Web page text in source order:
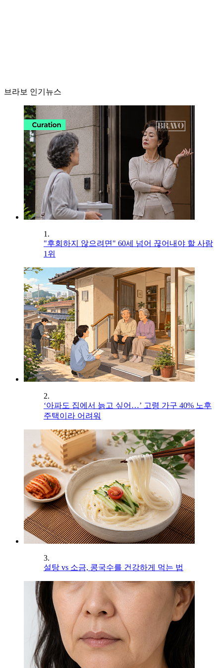
브라보 인기뉴스
1.
"후회하지 않으려면" 60세 넘어 끊어내야 할 사람
1위
2.
‘아파도 집에서 늙고 싶어…’ 고령 가구 40% 노후
주택이라 어려워
3.
설탕 vs 소금, 콩국수를 건강하게 먹는 법